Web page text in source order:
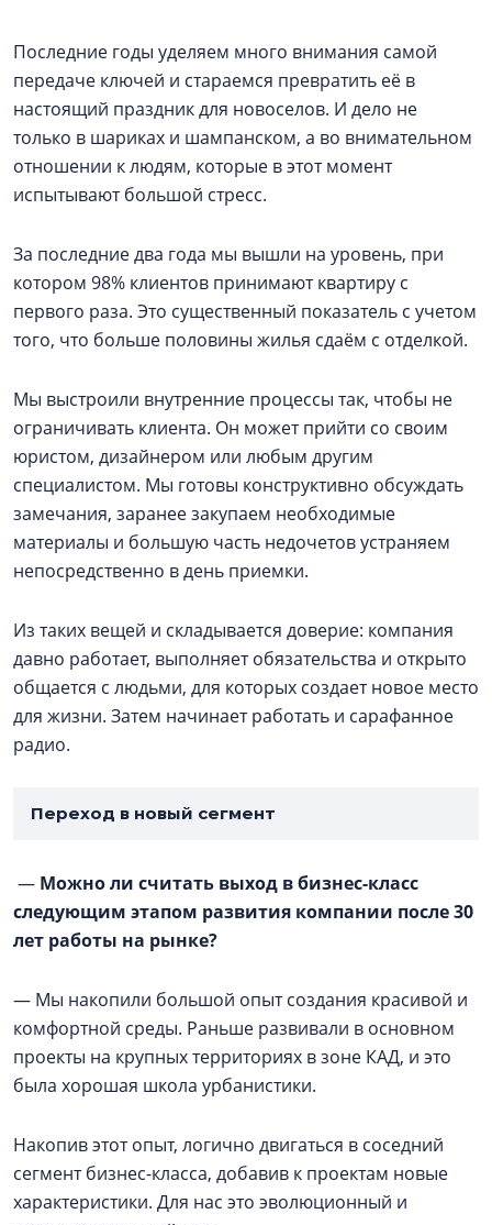
Последние годы уделяем много внимания самой
передаче ключей и стараемся превратить её в
настоящий праздник для новоселов. И дело не
только в шариках и шампанском, а во внимательном
отношении к людям, которые в этот момент
испытывают большой стресс.
За последние два года мы вышли на уровень, при
котором 98% клиентов принимают квартиру с
первого раза. Это существенный показатель с учетом
того, что больше половины жилья сдаём с отделкой.
Мы выстроили внутренние процессы так, чтобы не
ограничивать клиента. Он может прийти со своим
юристом, дизайнером или любым другим
специалистом. Мы готовы конструктивно обсуждать
замечания, заранее закупаем необходимые
материалы и большую часть недочетов устраняем
непосредственно в день приемки.
Из таких вещей и складывается доверие: компания
давно работает, выполняет обязательства и открыто
общается с людьми, для которых создает новое место
для жизни. Затем начинает работать и сарафанное
радио.
Переход в новый сегмент
— Можно ли считать выход в бизнес-класс
следующим этапом развития компании после 30
лет работы на рынке?
— Мы накопили большой опыт создания красивой и
комфортной среды. Раньше развивали в основном
проекты на крупных территориях в зоне КАД, и это
была хорошая школа урбанистики.
Накопив этот опыт, логично двигаться в соседний
сегмент бизнес-класса, добавив к проектам новые
характеристики. Для нас это эволюционный и